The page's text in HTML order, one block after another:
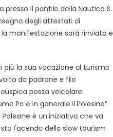
presso il pontile della Nautica S.
degli attestati di
manifestazione sarà rinviata e
la sua vocazione al turismo
da padrone e filo
possa veicolare
Po e in generale il Polesine”.
è un’iniziativa che va
facendo dello slow tourism